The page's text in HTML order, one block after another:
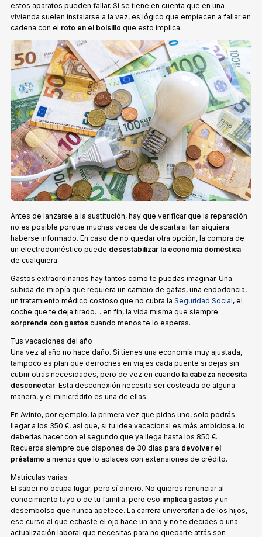
estos aparatos pueden fallar. Si se tiene en cuenta que en una
vivienda suelen instalarse a la vez, es lógico que empiecen a fallar en
cadena con el roto en el bolsillo que esto implica.
Antes de lanzarse a la sustitución, hay que verificar que la reparación
no es posible porque muchas veces de descarta si tan siquiera
haberse informado. En caso de no quedar otra opción, la compra de
un electrodoméstico puede desestabilizar la economía doméstica
de cualquiera.
Gastos extraordinarios hay tantos como te puedas imaginar. Una
subida de miopía que requiera un cambio de gafas, una endodoncia,
un tratamiento médico costoso que no cubra la Seguridad Social, el
coche que te deja tirado… en fin, la vida misma que siempre
sorprende con gastos cuando menos te lo esperas.
Tus vacaciones del año
Una vez al año no hace daño. Si tienes una economía muy ajustada,
tampoco es plan que derroches en viajes cada puente si dejas sin
cubrir otras necesidades, pero de vez en cuando la cabeza necesita
desconectar. Esta desconexión necesita ser costeada de alguna
manera, y el minicrédito es una de ellas.
En Avinto, por ejemplo, la primera vez que pidas uno, solo podrás
llegar a los 350 €, así que, si tu idea vacacional es más ambiciosa, lo
deberías hacer con el segundo que ya llega hasta los 850 €.
Recuerda siempre que dispones de 30 días para devolver el
préstamo a menos que lo aplaces con extensiones de crédito.
Matrículas varias
El saber no ocupa lugar, pero sí dinero. No quieres renunciar al
conocimiento tuyo o de tu familia, pero eso implica gastos y un
desembolso que nunca apetece. La carrera universitaria de los hijos,
ese curso al que echaste el ojo hace un año y no te decides o una
actualización laboral que necesitas para no quedarte atrás son